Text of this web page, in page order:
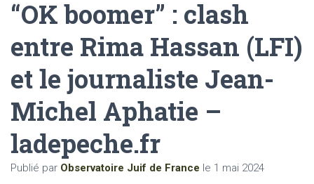
V
“OK boomer” : clash
entre Rima Hassan (LFI)
et le journaliste Jean-
Michel Aphatie –
ladepeche.fr
Publié par Observatoire Juif de France le 1 mai 2024